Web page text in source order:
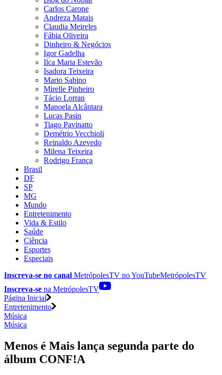
Carlos Carone
Andreza Matais
Claudia Meireles
Fábia Oliveira
Dinheiro & Negócios
Igor Gadelha
Ilca Maria Estevão
Isadora Teixeira
Mario Sabino
Mirelle Pinheiro
Tácio Lorran
Manoela Alcântara
Lucas Pasin
Tiago Pavinatto
Demétrio Vecchioli
Reinaldo Azevedo
Milena Teixeira
Rodrigo França
Brasil
DF
SP
MG
Mundo
Entretenimento
Vida & Estilo
Saúde
Ciência
Esportes
Especiais
Inscreva-se no canal MetrópolesTV noYouTubeMetrópolesTV
Inscreva-se na MetrópolesTV
Página Inicial
Entretenimento
Música
Música
Menos é Mais lança segunda parte do
álbum CONF!A